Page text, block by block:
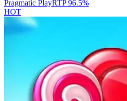
Pragmatic PlayRTP96.5%
HOT